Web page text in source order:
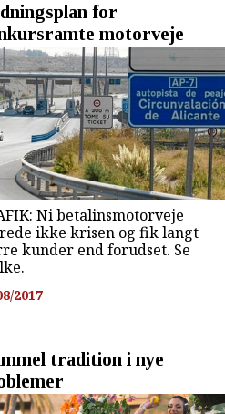
for
motorveje
Ni betalinsmotorveje
ikke krisen og fik langt
kunder end forudset. Se
2017
tradition i nye